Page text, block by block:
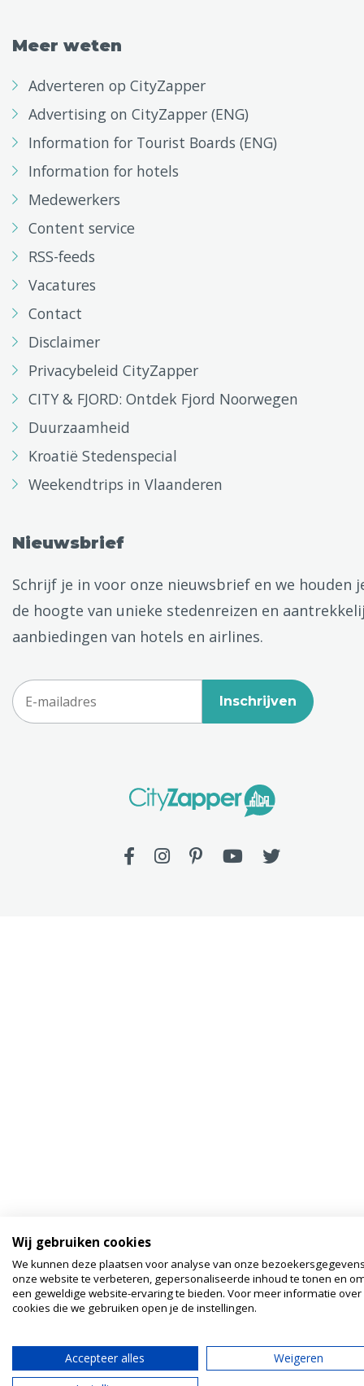
Meer weten
Adverteren op CityZapper
Advertising on CityZapper (ENG)
Information for Tourist Boards (ENG)
Information for hotels
Medewerkers
Content service
RSS-feeds
Vacatures
Contact
Disclaimer
Privacybeleid CityZapper
CITY & FJORD: Ontdek Fjord Noorwegen
Duurzaamheid
Kroatië Stedenspecial
Weekendtrips in Vlaanderen
Nieuwsbrief
Schrijf je in voor onze nieuwsbrief en we houden
de hoogte van unieke stedenreizen en
aanbiedingen van hotels en airlines.
Inschrijven
Wij gebruiken cookies
We kunnen deze plaatsen voor analyse van onze
onze website te verbeteren, gepersonaliseerde inhoud te tonen en
een geweldige website-ervaring te bieden. Voor meer informatie over
cookies die we gebruiken open je de instellingen.
Accepteer alles
Weigeren